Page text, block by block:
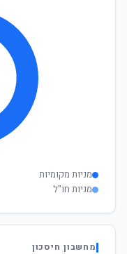
מניות מקומיות
מניות חו"ל
מחשבון חיסכון